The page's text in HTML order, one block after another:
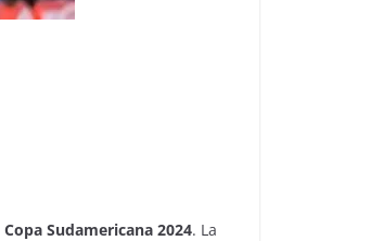
Copa Sudamericana 2024. La